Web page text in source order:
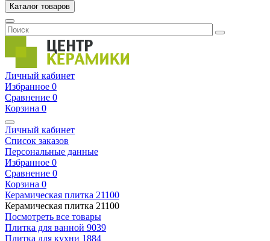
Каталог товаров
Личный кабинет
Избранное 0
Сравнение 0
Корзина 0
Личный кабинет
Список заказов
Персональные данные
Избранное 0
Сравнение 0
Корзина 0
Керамическая плитка 21100
Керамическая плитка 21100
Посмотреть все товары
Плитка для ванной 9039
Плитка для кухни 1884